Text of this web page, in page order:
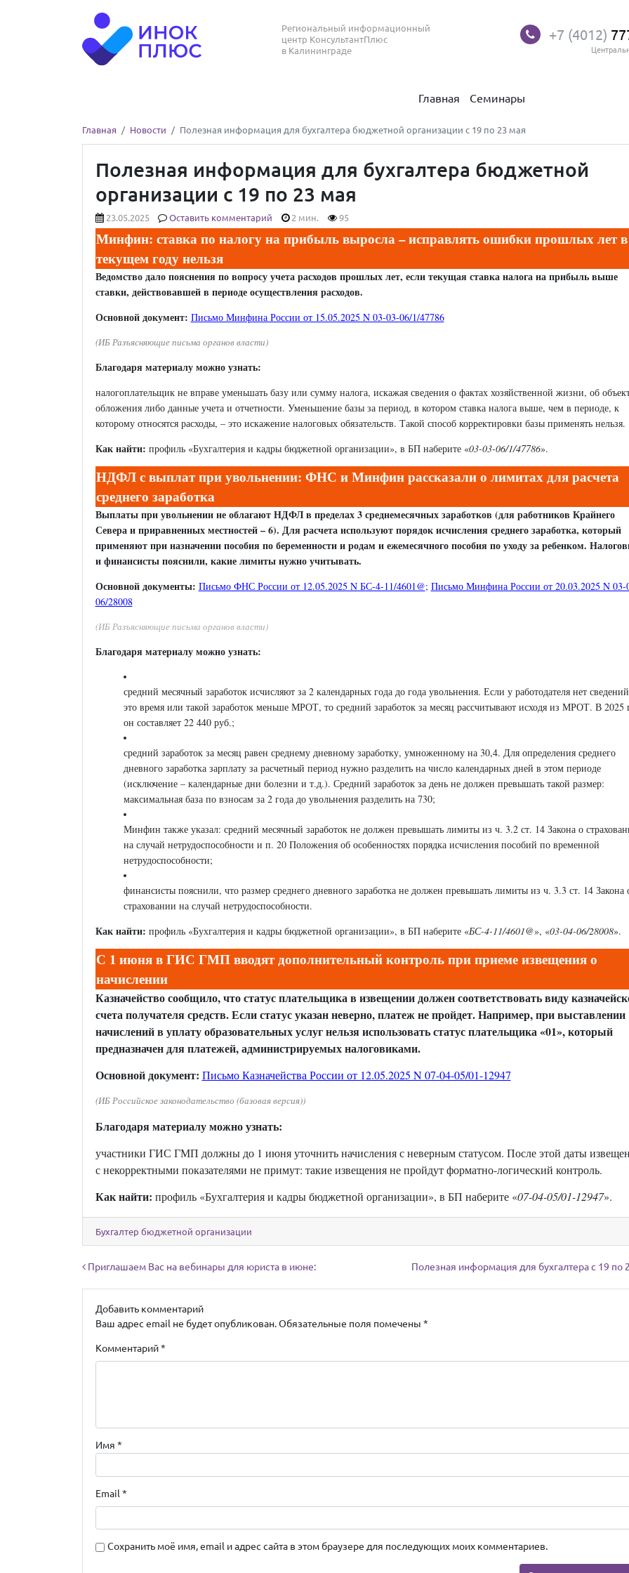
Региональный информационный
центр КонсультантПлюс
в Калининграде
+7 (4012)
Главная Семинары
Главная Новости Полезная информация для бухгалтера бюджетной организации с 19 по 23 мая
Полезная информация для бухгалтера бюджетной
организации с 19 по 23 мая
23.05.2025 Оставить комментарий 2 мин. 95
Минфин: ставка по налогу на прибыль выросла – исправлять ошибки прошлых лет в
текущем году нельзя
Ведомство дало пояснения по вопросу учета расходов прошлых лет, если текущая ставка налога на прибыль выше
ставки, действовавшей в периоде осуществления расходов.
Основной документ: Письмо Минфина России от 15.05.2025 N 03-03-06/1/47786
(ИБ Разъясняющие письма органов власти)
Благодаря материалу можно узнать:
налогоплательщик не вправе уменьшать базу или сумму налога, искажая сведения о фактах хозяйственной жизни, об
обложения либо данные учета и отчетности. Уменьшение базы за период, в котором ставка налога выше, чем в периоде, к
которому относятся расходы, – это искажение налоговых обязательств. Такой способ корректировки базы применять нельзя.
Как найти: профиль «Бухгалтерия и кадры бюджетной организации», в БП наберите «03-03-06/1/47786».
НДФЛ с выплат при увольнении: ФНС и Минфин рассказали о лимитах для расчета
среднего заработка
Выплаты при увольнении не облагают НДФЛ в пределах 3 среднемесячных заработков (для работников Крайнего
Севера и приравненных местностей – 6). Для расчета используют порядок исчисления среднего заработка, который
применяют при назначении пособия по беременности и родам и ежемесячного пособия по уходу за ребенком.
и финансисты пояснили, какие лимиты нужно учитывать.
Основной документы: Письмо ФНС России от 12.05.2025 N БС-4-11/4601@; Письмо Минфина России от 20.03.2025 N 03-
06/28008
(ИБ Разъясняющие письма органов власти)
Благодаря материалу можно узнать:
средний месячный заработок исчисляют за 2 календарных года до года увольнения. Если у работодателя нет
это время или такой заработок меньше МРОТ, то средний заработок за месяц рассчитывают исходя из МРОТ. В 2025
он составляет 22 440 руб.;
средний заработок за месяц равен среднему дневному заработку, умноженному на 30,4. Для определения среднего
дневного заработка зарплату за расчетный период нужно разделить на число календарных дней в этом периоде
(исключение – календарные дни болезни и т.д.). Средний заработок за день не должен превышать такой размер:
максимальная база по взносам за 2 года до увольнения разделить на 730;
Минфин также указал: средний месячный заработок не должен превышать лимиты из ч. 3.2 ст. 14 Закона о
на случай нетрудоспособности и п. 20 Положения об особенностях порядка исчисления пособий по временной
нетрудоспособности;
финансисты пояснили, что размер среднего дневного заработка не должен превышать лимиты из ч. 3.3 ст. 14 Закона
страховании на случай нетрудоспособности.
Как найти: профиль «Бухгалтерия и кадры бюджетной организации», в БП наберите «БС-4-11/4601@», «03-04-06/28008».
С 1 июня в ГИС ГМП вводят дополнительный контроль при приеме извещения о
начислении
Казначейство сообщило, что статус плательщика в извещении должен соответствовать виду
счета получателя средств. Если статус указан неверно, платеж не пройдет. Например, при выставлении
начислений в уплату образовательных услуг нельзя использовать статус плательщика «01», который
предназначен для платежей, администрируемых налоговиками.
Основной документ: Письмо Казначейства России от 12.05.2025 N 07-04-05/01-12947
(ИБ Российское законодательство (базовая версия))
Благодаря материалу можно узнать:
участники ГИС ГМП должны до 1 июня уточнить начисления с неверным статусом. После этой даты
с некорректными показателями не примут: такие извещения не пройдут форматно-логический контроль.
Как найти: профиль «Бухгалтерия и кадры бюджетной организации», в БП наберите «07-04-05/01-12947».
Бухгалтер бюджетной организации
Навигация по записям
Приглашаем Вас на вебинары для юриста в июне: Полезная информация для бухгалтера с 19 по
Добавить комментарий
Ваш адрес email не будет опубликован. Обязательные поля помечены *
Комментарий*
Имя *
Email *
Сохранить моё имя, email и адрес сайта в этом браузере для последующих моих комментариев.